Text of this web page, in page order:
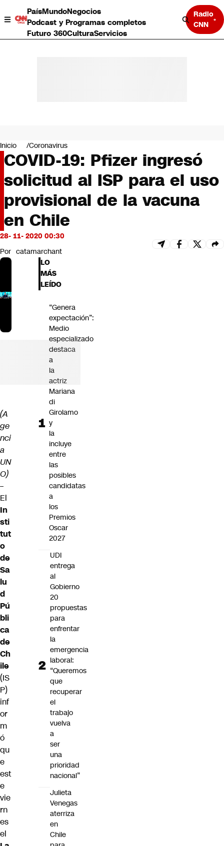
PaísMundoNegocios
Podcast y Programas completos
Futuro 360CulturaServicios
Radio
CNN
Negocios
Deportes
Programas completos
Cultura
Servicios
Bits
CNN tiempo
Futuro 360
Inicio Coronavirus
COVID-19: Pfizer ingresó
solicitud al ISP para el uso
provisional de la vacuna
en Chile
28- 11- 2020 00:30
Por catamarchant
(A
ge
nci
a
UN
O)
–
El
In
sti
tut
o
de
Sa
lu
d
Pú
bli
ca
de
Ch
ile
(IS
P)
inf
or
m
ó
qu
e
est
e
vie
rn
es
el
LO
MÁS
LEÍDO
“Genera
expectación”:
Medio
especializado
destaca
a
la
actriz
Mariana
di
Girolamo
y
la
incluye
entre
las
posibles
candidatas
a
los
Premios
Oscar
2027
UDI
entrega
al
Gobierno
20
propuestas
para
enfrentar
la
emergencia
laboral:
“Queremos
que
recuperar
el
trabajo
vuelva
a
ser
una
prioridad
nacional”
Julieta
Venegas
aterriza
en
Chile